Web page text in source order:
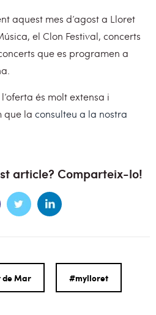
aquest mes d’agost a Lloret
el Clon Festival, concerts
que es programen a
és molt extensa i
que la consulteu a la nostra
article? Comparteix-lo!
de Mar #mylloret